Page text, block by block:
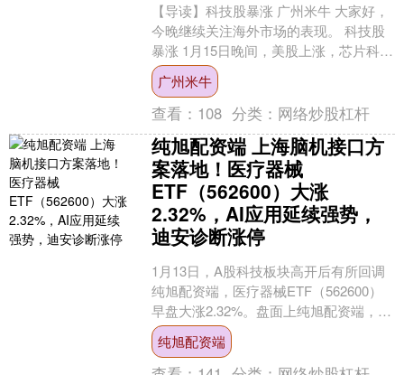
【导读】科技股暴涨 广州米牛 大家好，
今晚继续关注海外市场的表现。 科技股
暴涨 1月15日晚间，美股上涨，芯片科技
股领涨！ 芯片科技板块走强的直接催化
来自台积电....
广州米牛
查看： 108 分类： 网络炒股杠杆
纯旭配资端 上海脑机接口方
案落地！医疗器械
ETF（562600）大涨
2.32%，AI应用延续强势，
迪安诊断涨停
1月13日，A股科技板块高开后有所回调
纯旭配资端，医疗器械ETF（562600）
早盘大涨2.32%。盘面上纯旭配资端，医
疗设备板块逆势走高，AI应用方向延续强
势....
纯旭配资端